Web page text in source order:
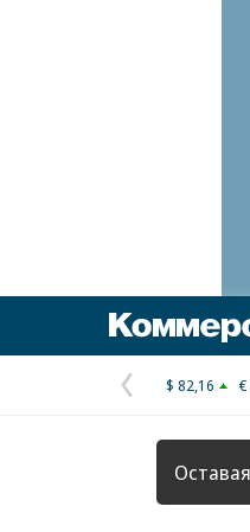
страница
$ 82,16